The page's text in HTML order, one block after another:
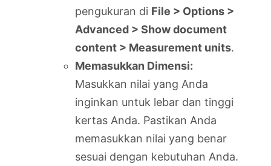
pengukuran di File > Options >
Advanced > Show document
content > Measurement units.
Memasukkan Dimensi:
Masukkan nilai yang Anda
inginkan untuk lebar dan tinggi
kertas Anda. Pastikan Anda
memasukkan nilai yang benar
sesuai dengan kebutuhan Anda.